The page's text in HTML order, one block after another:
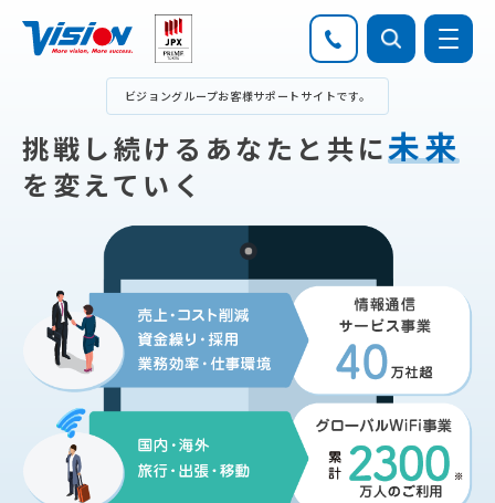
ビジョングループお客様サポートサイトです。
挑戦し続けるあなたと共に未来
を変えていく